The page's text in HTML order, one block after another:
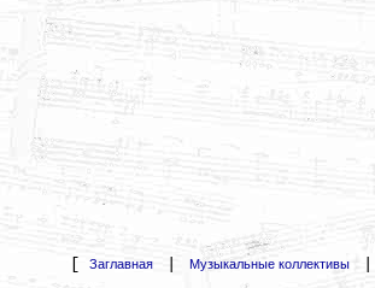
[ Заглавная Музыкальные коллективы